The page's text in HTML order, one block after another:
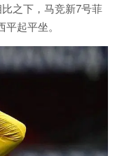
之下，马竞新7号菲
起平坐。